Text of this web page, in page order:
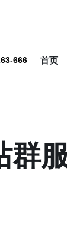
666 首页
群